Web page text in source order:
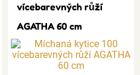
vícebarevných růží
AGATHA 60 cm